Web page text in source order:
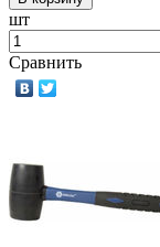
шт
Сравнить